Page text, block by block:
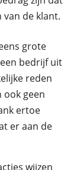
de klant.
grote
bedrijf uit
reden
ook geen
ertoe
er aan de
wijzen